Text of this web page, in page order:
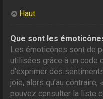
Haut
Que sont les
Les émoticônes sont de
utilisées grâce à un code
d’exprimer des
joie, alors qu’au
pouvez consulter la liste